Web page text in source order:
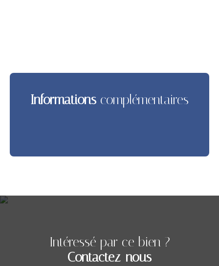
Informations complémentaires
Intéressé par ce bien ?
Contactez-nous